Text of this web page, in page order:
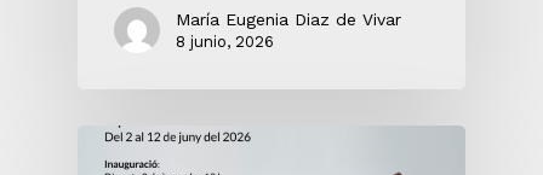
María Eugenia Diaz de Vivar
8 junio, 2026